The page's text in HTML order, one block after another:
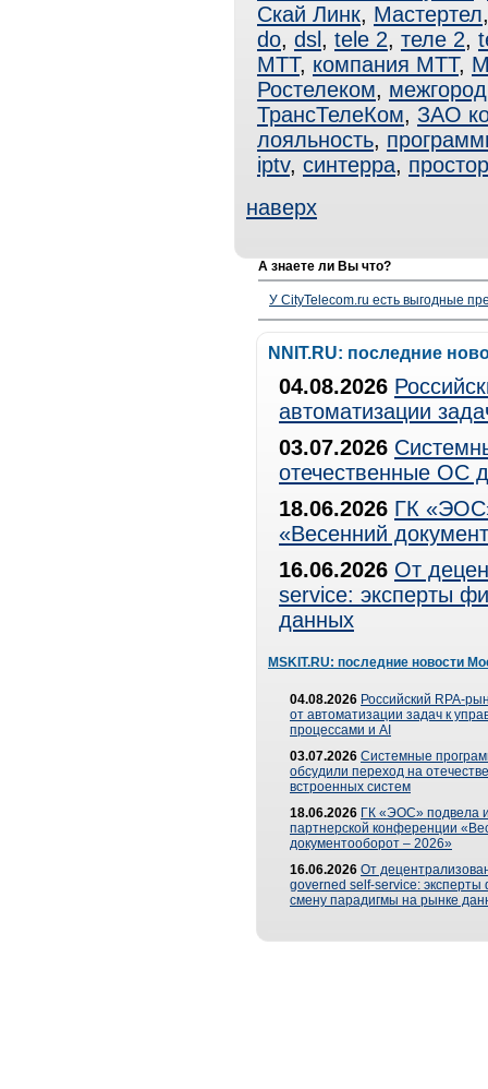
Скай Линк, Мастертел
do, dsl , tele 2, теле 2,
МТТ, компания МТТ,
Ростелеком, межгород
ТрансТелеКом, ЗАО
лояльность,
iptv, синтерра,
наверх
А знаете ли Вы что?
У CityTelecom.ru есть выгодные
NNIT.RU: последние
04.08.2026
автоматизации
03.07.2026
отечественные ОС
18.06.2026 ГК
«Весенний
16.06.2026 От
service: эксперты
данных
MSKIT.RU: последние новости
04.08.2026 Российский RPA-
от автоматизации задач к
процессами и AI
03.07.2026 Системные
обсудили переход на
встроенных систем
18.06.2026 ГК «ЭОС» подвела
партнерской конференции
документооборот – 2026»
16.06.2026 От
governed self-service: эксперты
смену парадигмы на рынке